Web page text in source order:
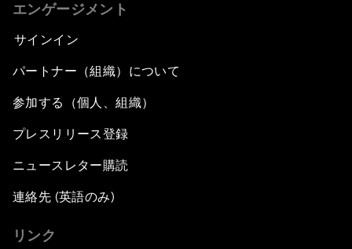
エンゲージメント
サインイン
パートナー（組織）について
参加する（個人、組織）
プレスリリース登録
ニュースレター購読
連絡先 (英語のみ)
リンク